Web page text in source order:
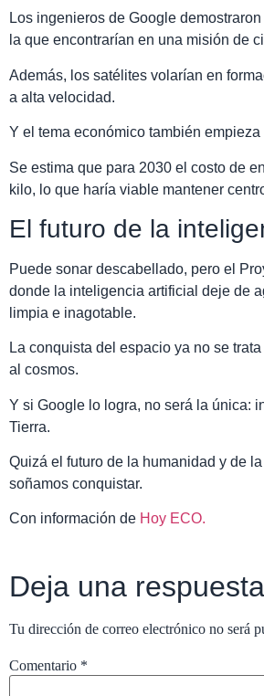
Los ingenieros de Google
la que encontrarían en una misión de
Además, los satélites volarían en
a alta velocidad.
Y el tema económico también empieza
Se estima que para 2030 el costo de
kilo, lo que haría viable mantener
El futuro de la
Puede sonar descabellado, pero el
donde la inteligencia artificial deje de
limpia e inagotable.
La conquista del espacio ya no se
al cosmos.
Y si Google lo logra, no será la única:
Tierra.
Quizá el futuro de la humanidad y de
soñamos conquistar.
Con información de Hoy ECO.
Deja una respuesta
Tu dirección de correo electrónico no será
Comentario *